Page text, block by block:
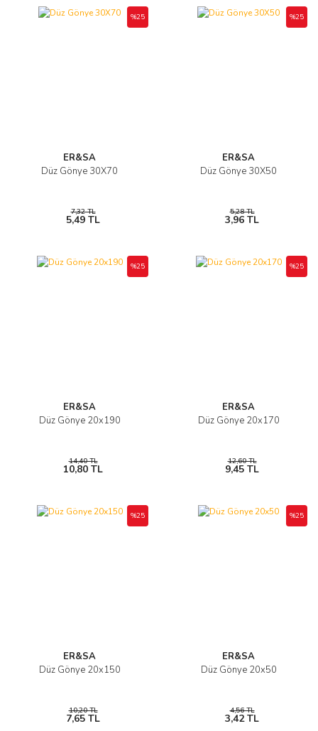
ER&SA
Düz Gönye 30X70
%25
7,32 TL
5,49 TL
ER&SA
Düz Gönye 30X50
%25
5,28 TL
3,96 TL
ER&SA
Düz Gönye 20x190
%25
14,40 TL
10,80 TL
ER&SA
Düz Gönye 20x170
%25
12,60 TL
9,45 TL
ER&SA
Düz Gönye 20x150
%25
10,20 TL
7,65 TL
ER&SA
Düz Gönye 20x50
%25
4,56 TL
3,42 TL